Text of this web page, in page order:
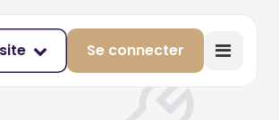
Se connecter